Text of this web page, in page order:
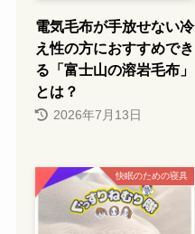
電気毛布が手放せない冷
え性の方におすすめでき
る「富士山の溶岩毛布」
とは？
2026年7月13日
快眠のための寝具